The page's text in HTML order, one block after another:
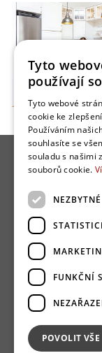
Tyto
používají
Tyto webové
cookie ke
Používáním
souhlasíte se
souladu s našimi
souborů cookie.
NEZBYTNÉ
FUNKČNÍ
POVOLIT VŠE